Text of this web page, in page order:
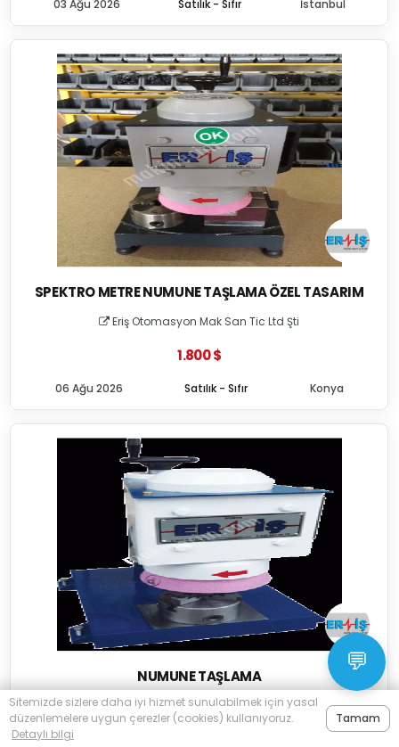
Satılık - Sıfır
03 Ağu 2026 İstanbul
SPEKTRO METRE NUMUNE TAŞLAMA ÖZEL TASARIM
Eriş Otomasyon Mak San Tic Ltd Şti
1.800 $
Satılık - Sıfır
06 Ağu 2026 Konya
NUMUNE TAŞLAMA
Eriş Otomasyon Mak San Tic Ltd Şti
💬
Sitemizde sizlere daha iyi hizmet sunulabilmek için yasal
düzenlemelere uygun çerezler (cookies) kullanıyoruz.
Detaylı bilgi
Tamam